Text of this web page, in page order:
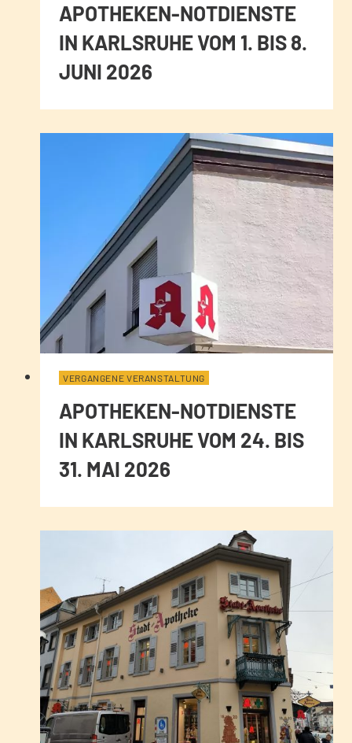
APOTHEKEN-NOTDIENSTE
IN KARLSRUHE VOM 1. BIS 8.
JUNI 2026
VERGANGENE VERANSTALTUNG
APOTHEKEN-NOTDIENSTE
IN KARLSRUHE VOM 24. BIS
31. MAI 2026